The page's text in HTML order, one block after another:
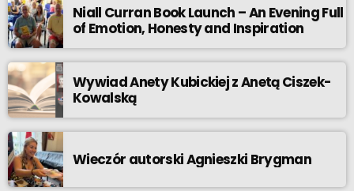
Niall Curran Book Launch – An Evening Full
of Emotion, Honesty and Inspiration
Wywiad Anety Kubickiej z Anetą Ciszek-
Kowalską
Wieczór autorski Agnieszki Brygman